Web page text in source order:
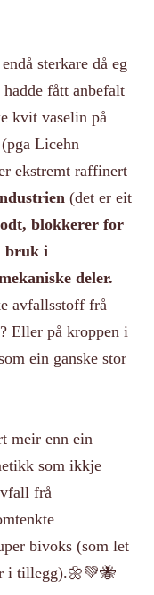
sterkare då eg
fått anbefalt
kvit vaselin på
Licehn
ekstremt raffinert
(det er eit
blokkerer for
bruk i
deler.
avfallsstoff frå
Eller på kroppen i
ein ganske stor
meir enn ein
som ikkje
frå
bivoks (som let
i tillegg).🌼💚🐝